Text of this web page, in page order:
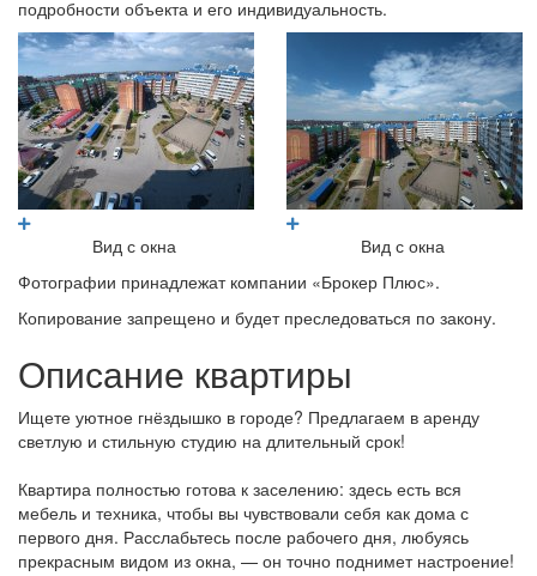
подробности объекта и его индивидуальность.
Вид с окна
Вид с окна
Фотографии принадлежат компании «Брокер Плюс».
Копирование запрещено и будет преследоваться по закону.
Описание квартиры
Ищете уютное гнёздышко в городе? Предлагаем в аренду
светлую и стильную студию на длительный срок!
Квартира полностью готова к заселению: здесь есть вся
мебель и техника, чтобы вы чувствовали себя как дома с
первого дня. Расслабьтесь после рабочего дня, любуясь
прекрасным видом из окна, — он точно поднимет настроение!